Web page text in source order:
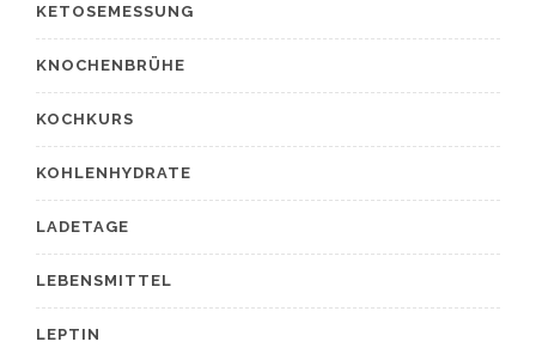
KETOSEMESSUNG
KNOCHENBRÜHE
KOCHKURS
KOHLENHYDRATE
LADETAGE
LEBENSMITTEL
LEPTIN